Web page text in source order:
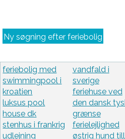
Ny søgning efter feriebolig
feriebolig med
swimmingpool i
kroatien
luksus pool
house dk
stenhus i frankrig
udlejning
vandfald i
sverige
feriehuse ved
den dansk
grænse
ferielejlighed
østrig hund